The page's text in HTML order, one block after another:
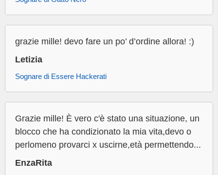
grazie mille! devo fare un po’ d’ordine allora! :)
Letizia
Sognare di Essere Hackerati
Grazie mille! È vero c'è stato una situazione, un
blocco che ha condizionato la mia vita,devo o
perlomeno provarci x uscirne,età permettendo...
EnzaRita